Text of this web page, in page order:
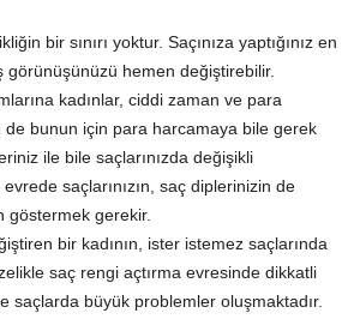
bir sınırı yoktur. Saçınıza yaptığınız en
görünüşünüzü hemen değiştirebilir.
kadınlar, ciddi zaman ve para
de bunun için para harcamaya bile gerek
ile bile saçlarınızda değişikli
saçlarınızın, saç diplerinizin de
göstermek gerekir.
bir kadının, ister istemez saçlarında
saç rengi açtırma evresinde dikkatli
saçlarda büyük problemler oluşmaktadır.